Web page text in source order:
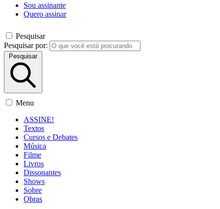
Sou assinante
Quero assinar
Pesquisar
Pesquisar por:
Pesquisar
Menu
ASSINE!
Textos
Cursos e Debates
Música
Filme
Livros
Dissonantes
Shows
Sobre
Obras